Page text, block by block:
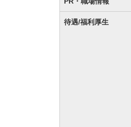
待遇/福利厚生